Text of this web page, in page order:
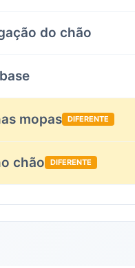
do chão
mopas DIFERENTE
chão DIFERENTE